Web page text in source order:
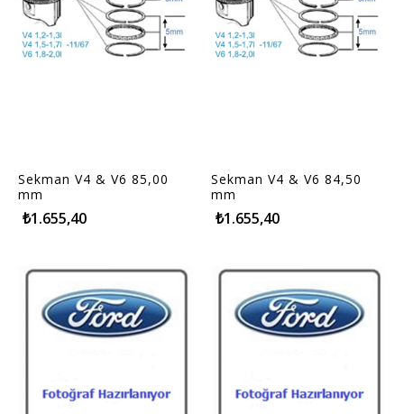
Sekman V4 & V6 85,00
mm
₺1.655,40
Sekman V4 & V6 84,50
mm
₺1.655,40